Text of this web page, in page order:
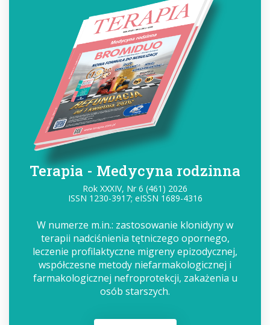
Terapia - Medycyna rodzinna
Rok XXXIV, Nr 6 (461) 2026
ISSN 1230-3917; eISSN 1689-4316
W numerze m.in.: zastosowanie klonidyny w
terapii nadciśnienia tętniczego opornego,
leczenie profilaktyczne migreny epizodycznej,
współczesne metody niefarmakologicznej i
farmakologicznej nefroprotekcji, zakażenia u
osób starszych.